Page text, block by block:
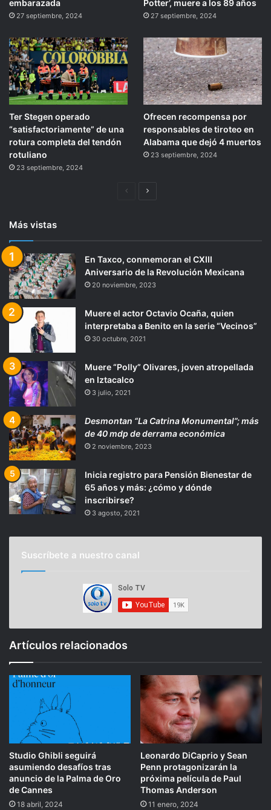
embarazada
27 septiembre, 2024
Potter’, muere a los 89 años
27 septiembre, 2024
Ter Stegen operado
“satisfactoriamente” de una
rotura completa del tendón
rotuliano
23 septiembre, 2024
Ofrecen recompensa por
responsables de tiroteo en
Alabama que dejó 4 muertos
23 septiembre, 2024
PáginaSiguiente
Más vistas
En Taxco, conmemoran el CXIII
Aniversario de la Revolución Mexicana
20 noviembre, 2023
Muere el actor Octavio Ocaña, quien
interpretaba a Benito en la serie “Vecinos”
30 octubre, 2021
Muere “Polly” Olivares, joven atropellada
en Iztacalco
3 julio, 2021
Desmontan “La Catrina Monumental”; más
de 40 mdp de derrama económica
2 noviembre, 2023
Inicia registro para Pensión Bienestar de
65 años y más: ¿cómo y dónde
inscribirse?
3 agosto, 2021
Suscríbete a nuestro canal
Artículos relacionados
Studio Ghibli seguirá
asumiendo desafíos tras
anuncio de la Palma de Oro
de Cannes
18 abril, 2024
Leonardo DiCaprio y Sean
Penn protagonizarán la
próxima película de Paul
Thomas Anderson
11 enero, 2024